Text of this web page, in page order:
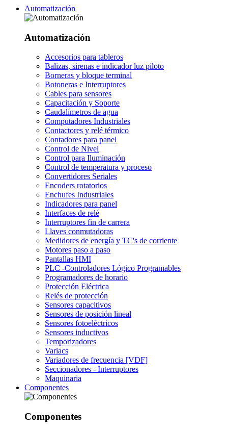
Automatización
Automatización
Accesorios para tableros
Balizas, sirenas e indicador luz piloto
Borneras y bloque terminal
Botoneras e Interruptores
Cables para sensores
Capacitación y Soporte
Caudalímetros de agua
Computadores Industriales
Contactores y relé térmico
Contadores para panel
Control de Nivel
Control para Iluminación
Control de temperatura y proceso
Convertidores Seriales
Encoders rotatorios
Enchufes Industriales
Indicadores para panel
Interfaces de relé
Interruptores fin de carrera
Llaves conmutadoras
Medidores de energía y TC's de corriente
Motores paso a paso
Pantallas HMI
PLC -Controladores Lógico Programables
Programadores de horario
Protección Eléctrica
Relés de protección
Sensores capacitivos
Sensores de posición lineal
Sensores fotoeléctricos
Sensores inductivos
Temporizadores
Variacs
Variadores de frecuencia [VDF]
Seccionadores - Interruptores
Maquinaria
Componentes
Componentes